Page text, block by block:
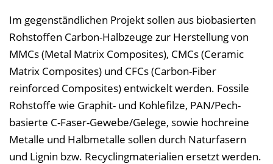
Im gegenständlichen Projekt sollen aus biobasierten
Rohstoffen Carbon-Halbzeuge zur Herstellung von
MMCs (Metal Matrix Composites), CMCs (Ceramic
Matrix Composites) und CFCs (Carbon-Fiber
reinforced Composites) entwickelt werden. Fossile
Rohstoffe wie Graphit- und Kohlefilze, PAN/Pech-
basierte C-Faser-Gewebe/Gelege, sowie hochreine
Metalle und Halbmetalle sollen durch Naturfasern
und Lignin bzw. Recyclingmaterialien ersetzt werden.